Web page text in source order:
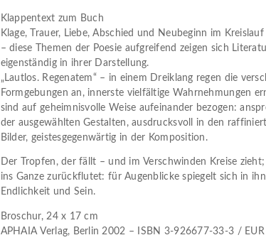
Klappentext zum Buch
Klage, Trauer, Liebe, Abschied und Neubeginn im
– diese Themen der Poesie aufgreifend zeigen sich
eigenständig in ihrer Darstellung.
„Lautlos. Regenatem“ – in einem Dreiklang regen die
Formgebungen an, innerste vielfältige Wahrnehmungen
sind auf geheimnisvolle Weise aufeinander bezogen:
der ausgewählten Gestalten, ausdrucksvoll in den
Bilder, geistesgegenwärtig in der Komposition.
Der Tropfen, der fällt – und im Verschwinden Kreise
ins Ganze zurückflutet: für Augenblicke spiegelt sich in
Endlichkeit und Sein.
Broschur, 24 x 17 cm
APHAIA Verlag, Berlin 2002 – ISBN 3-926677-33-3 /